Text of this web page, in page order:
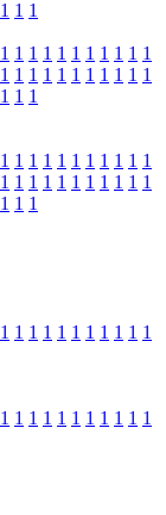
1 1 1
1 1 1 1 1 1 1 1 1 1 1
1 1 1 1 1 1 1 1 1 1 1
1 1 1
1 1 1 1 1 1 1 1 1 1 1
1 1 1 1 1 1 1 1 1 1 1
1 1 1
1 1 1 1 1 1 1 1 1 1 1
1 1 1 1 1 1 1 1 1 1 1